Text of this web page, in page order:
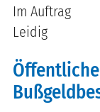
Im Auftrag
Leidig